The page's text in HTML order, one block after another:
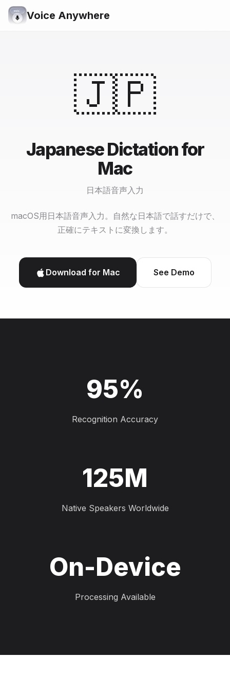
Voice Anywhere
🇯🇵
Japanese Dictation for
Mac
日本語音声入力
macOS用日本語音声入力。自然な日本語で話すだけで、
正確にテキストに変換します。
Download for Mac See Demo
95%
Recognition Accuracy
125M
Native Speakers Worldwide
On-Device
Processing Available